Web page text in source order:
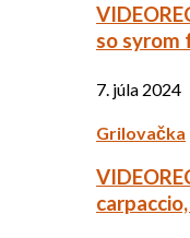
so syrom
7. júla 2024
Grilovačka